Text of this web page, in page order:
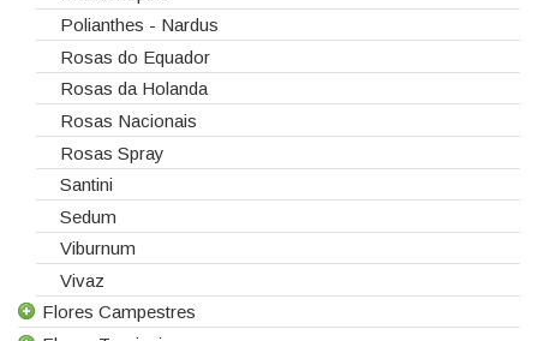
Polianthes - Nardus
Rosas do Equador
Rosas da Holanda
Rosas Nacionais
Rosas Spray
Santini
Sedum
Viburnum
Vivaz
Flores Campestres